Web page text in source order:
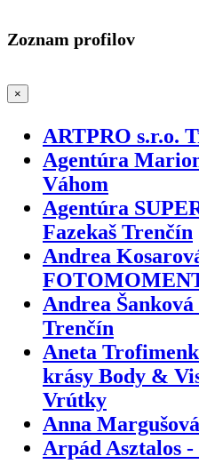
Zoznam profilov
×
ARTPRO s.r.o.
Agentúra
Váhom
Agentúra
Fazekaš Trenčín
Andrea
Andrea
Trenčín
Aneta
krásy Body &
Vrútky
Anna
Arpád Asztalos